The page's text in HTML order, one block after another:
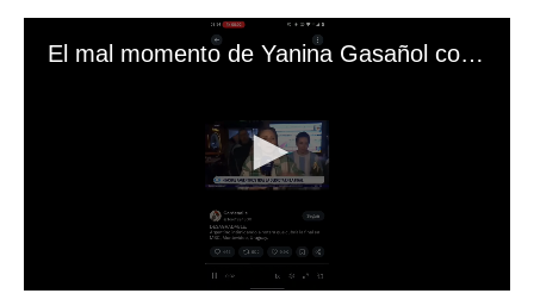
El mal momento de Yanina Gasañol con un hincha argentino en "Subrayado"